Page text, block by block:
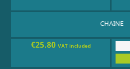
CHAINE
€25.80 VAT included